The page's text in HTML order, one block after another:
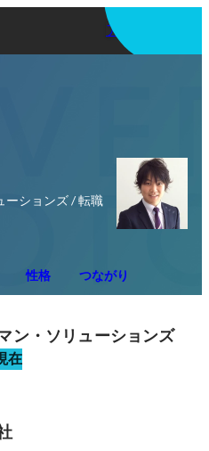
アプリを使う
ーションズ / 転職
性格 つながり
ン・ソリューションズ
在